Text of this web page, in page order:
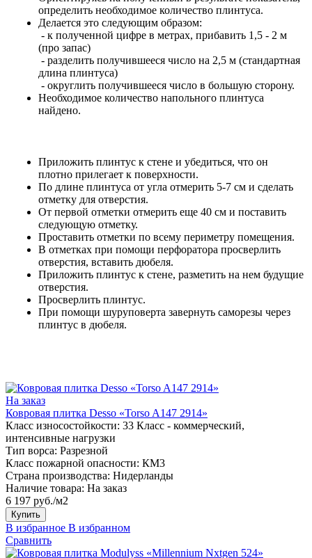
определить необходимое количество плинтуса.
Делается это следующим образом:
- к полученной цифре в метрах, прибавить 1,5 - 2 м
(про запас)
- разделить получившееся число на 2,5 м (стандартная
длина плинтуса)
- округлить получившееся число в большую сторону.
Необходимое количество напольного плинтуса
найдено.
Приложить плинтус к стене и убедиться, что он
плотно прилегает к поверхности.
По длине плинтуса от угла отмерить 5-7 см и сделать
отметку для отверстия.
От первой отметки отмерить еще 40 см и поставить
следующую отметку.
Проставить отметки по всему периметру помещения.
В отметках при помощи перфоратора просверлить
отверстия, вставить дюбеля.
Приложить плинтус к стене, разметить на нем будущие
отверстия.
Просверлить плинтус.
При помощи шуруповерта завернуть саморезы через
плинтус в дюбеля.
На заказ
Ковровая плитка Desso «Torso A147 2914»
Класс износостойкости: 33 Класс - коммерческий,
интенсивные нагрузки
Тип ворса: Разрезной
Класс пожарной опасности: КМ3
Страна производства: Нидерланды
Наличие товара: На заказ
6 197 руб./м2
Купить
В избранное В избранном
Сравнить